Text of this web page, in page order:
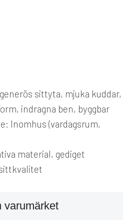
varumärket
sittyta, mjuka kuddar,
indragna ben, byggbar
Inomhus (vardagsrum,
material, gediget